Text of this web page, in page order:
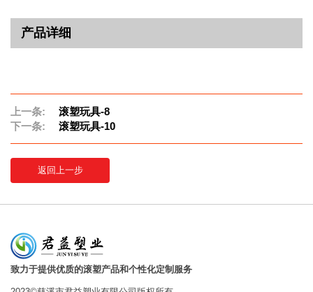
产品详细
上一条:
滚塑玩具-8
下一条:
滚塑玩具-10
返回上一步
致力于提供优质的滚塑产品和个性化定制服务